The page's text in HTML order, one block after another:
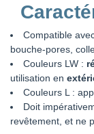
Compatible
bouche-pores,
Couleurs LW :
utilisation en
Couleurs L :
Doit
revêtement, et ne